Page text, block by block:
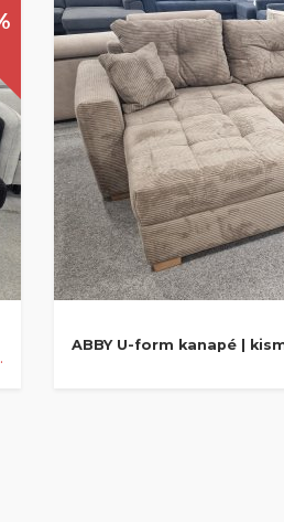
ABBY U-form kanapé |